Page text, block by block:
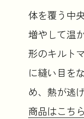
体を覆う中
増やして温
形のキルト
に縫い目を
め、熱が逃
商品はこちら